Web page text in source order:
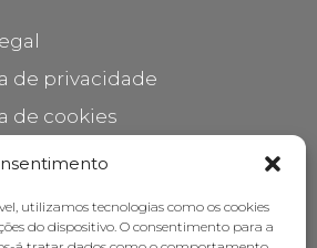
utilizamos tecnologias como os cookies
do dispositivo. O consentimento para a
de privacidade
de cookies
do seu móvel